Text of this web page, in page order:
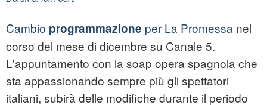
Cambio programmazione per La Promessa nel
corso del mese di dicembre su Canale 5.
L'appuntamento con la soap opera spagnola che
sta appassionando sempre più gli spettatori
italiani, subirà delle modifiche durante il periodo